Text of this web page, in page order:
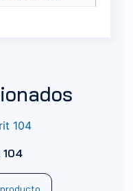
104